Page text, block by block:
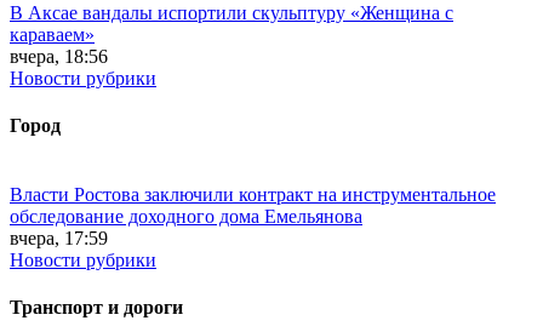
В Аксае вандалы испортили скульптуру «Женщина с
караваем»
вчера, 18:56
Новости рубрики
Город
Власти Ростова заключили контракт на инструментальное
обследование доходного дома Емельянова
вчера, 17:59
Новости рубрики
Транспорт и дороги